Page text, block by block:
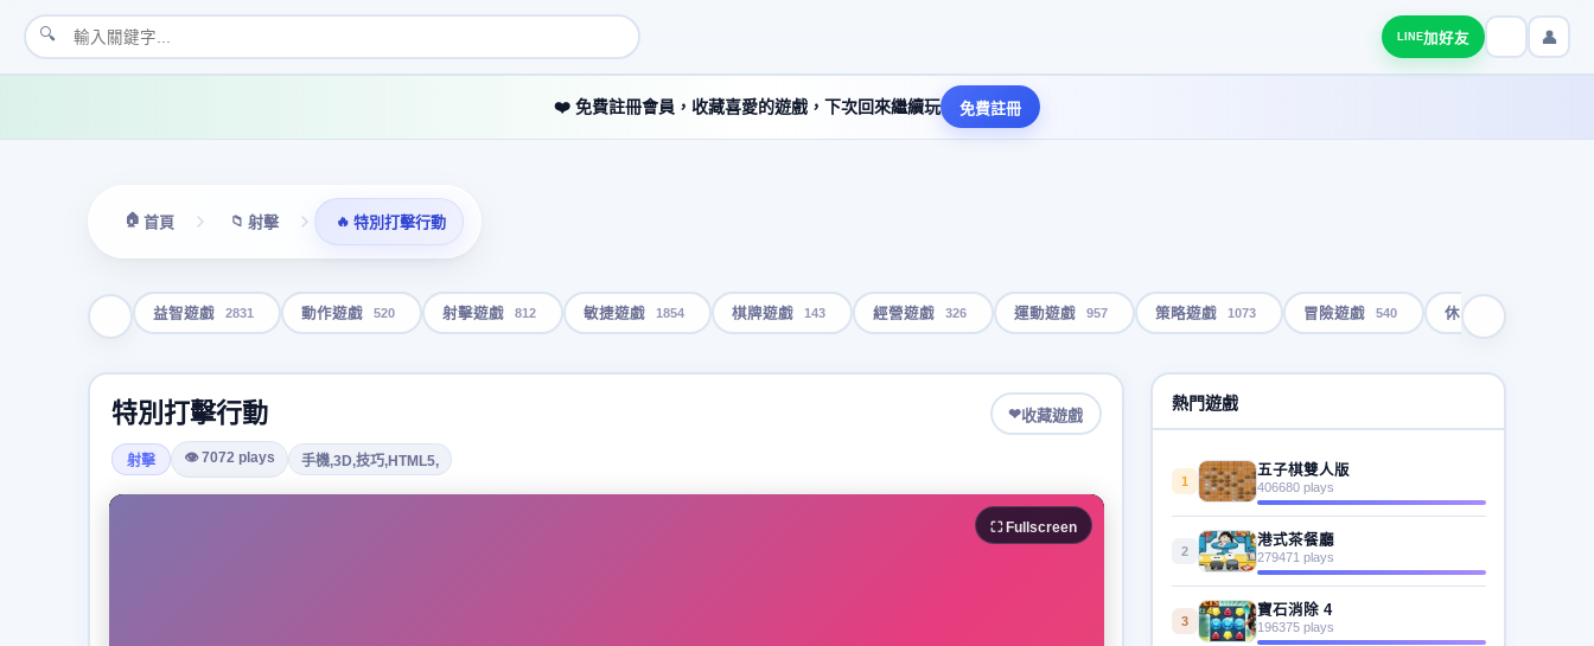
🔍 LINE加好友 👤
❤️ 免費註冊會員，收藏喜愛的遊戲，下次回來繼續玩 免費註冊
🏠 首頁 📁 射擊 🔥 特別打擊行動
益智遊戲 2831 動作遊戲 520 射擊遊戲 812 敏捷遊戲 1854 棋牌遊戲 143 經營遊戲 326 運動遊戲 957 策略遊戲 1073 冒險遊戲 540 休閒遊戲
特別打擊行動 ❤收藏遊戲
射擊 👁 7072 plays 手機,3D,技巧,HTML5,
⛶ Fullscreen
熱門遊戲
1
五子棋雙人版
406680 plays
2
港式茶餐廳
279471 plays
3
寶石消除 4
196375 plays